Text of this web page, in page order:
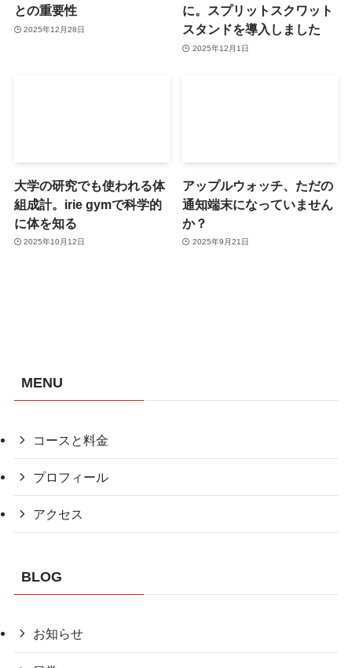
との重要性
2025年12月28日
に。スプリットスクワット
スタンドを導入しました
2025年12月1日
大学の研究でも使われる体
組成計。irie gymで科学的
に体を知る
2025年10月12日
アップルウォッチ、ただの
通知端末になっていません
か？
2025年9月21日
MENU
コースと料金
プロフィール
アクセス
BLOG
お知らせ